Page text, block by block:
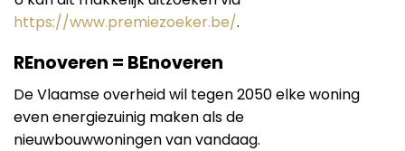
https://www.premiezoeker.be/.
REnoveren = BEnoveren
De Vlaamse overheid wil tegen 2050 elke woning
even energiezuinig maken als de
nieuwbouwwoningen van vandaag.